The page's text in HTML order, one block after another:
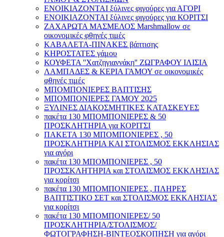
ΕΝΟΙΚΙΑΖΟΝΤΑΙ ξύλινες φιγούρες για ΑΓΟΡΙ
ΕΝΟΙΚΙΑΖΟΝΤΑΙ ξύλινες φιγούρες για ΚΟΡΙΤΣΙ
ΖΑΧΑΡΩΤΑ ΜΑΣΜΕΛΟΣ Marshmallow σε
οικονομικές φθηνές τιμές
ΚΑΒΑΛΕΤΑ-ΠΙΝΑΚΕΣ βάπτισης
ΚΗΡΟΣΤΑΤΕΣ γάμου
ΚΟΥΦΕΤΑ ''Χατζηγιαννάκη'' ΖΩΓΡΑΦΟΥ ΙΛΙΣΙΑ
ΛΑΜΠΑΔΕΣ & ΚΕΡΙΑ ΓΑΜΟΥ σε οικονομικές
φθηνές τιμές
ΜΠΟΜΠΟΝΙΕΡΕΣ ΒΑΠΤΙΣΗΣ
ΜΠΟΜΠΟΝΙΕΡΕΣ ΓΑΜΟΥ 2025
ΞΥΛΙΝΕΣ ΔΙΑΚΟΣΜΗΤΙΚΕΣ ΚΑΤΑΣΚΕΥΕΣ
πακέτα 130 ΜΠΟΜΠΟΝΙΕΡΕΣ & 50
ΠΡΟΣΚΛΗΤΗΡΙΑ για ΚΟΡΙΤΣΙ
ΠΑΚΕΤΑ 130 ΜΠΟΜΠΟΝΙΕΡΕΣ , 50
ΠΡΟΣΚΛΗΤΗΡΙΑ ΚΑΙ ΣΤΟΛΙΣΜΟΣ ΕΚΚΛΗΣΙΑΣ
για αγόρι
πακέτα 130 ΜΠΟΜΠΟΝΙΕΡΕΣ , 50
ΠΡΟΣΣΚΛΗΤΗΡΙΑ και ΣΤΟΛΙΣΜΟΣ ΕΚΚΛΗΣΙΑΣ
για κορίτσι
πακέτα 130 ΜΠΟΜΠΟΝΙΕΡΕΣ , ΠΛΗΡΕΣ
ΒΑΠΤΙΣΤΙΚΟ ΣΕΤ και ΣΤΟΛΙΣΜΟΣ ΕΚΚΛΗΣΙΑΣ
για κορίτσι
πακέτα 130 ΜΠΟΜΠΟΝΙΕΡΕΣ/ 50
ΠΡΟΣΚΛΗΤΗΡΙΑ/ΣΤΟΛΙΣΜΟΣ/
ΦΩΤΟΓΡΑΦΗΣΗ-ΒΙΝΤΕΟΣΚΟΠΗΣΗ για αγόρι